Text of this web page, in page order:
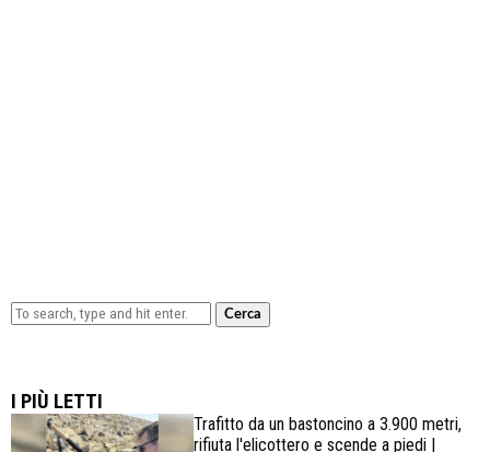
Cerca
I PIÙ LETTI
Trafitto da un bastoncino a 3.900 metri,
rifiuta l'elicottero e scende a piedi |